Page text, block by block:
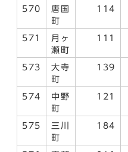
570
唐国
町
114
571
月ヶ
瀬町
111
573
大寺
町
139
574
中野
町
121
575
三川
町
184